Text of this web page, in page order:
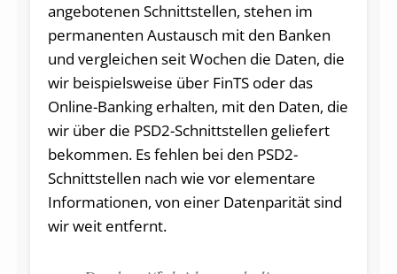
angebotenen Schnittstellen, stehen im
permanenten Austausch mit den Banken
und vergleichen seit Wochen die Daten, die
wir beispielsweise über FinTS oder das
Online-Banking erhalten, mit den Daten, die
wir über die PSD2-Schnittstellen geliefert
bekommen. Es fehlen bei den PSD2-
Schnittstellen nach wie vor elementare
Informationen, von einer Datenparität sind
wir weit entfernt.